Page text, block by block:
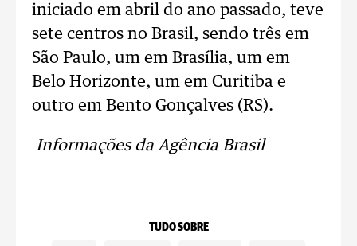
iniciado em abril do ano passado, teve
sete centros no Brasil, sendo três em
São Paulo, um em Brasília, um em
Belo Horizonte, um em Curitiba e
outro em Bento Gonçalves (RS).
Informações da Agência Brasil
TUDO SOBRE